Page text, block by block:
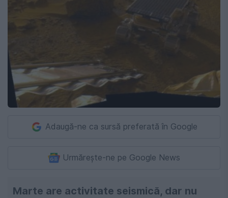
Adaugă-ne ca sursă preferată în Google
Urmărește-ne pe Google News
Marte are activitate seismică, dar nu